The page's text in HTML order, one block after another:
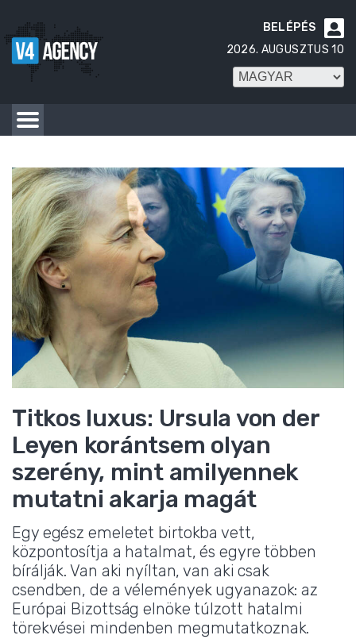

BELÉPÉS
2026. AUGUSZTUS 10
Titkos luxus: Ursula von der
Leyen korántsem olyan
szerény, mint amilyennek
mutatni akarja magát
Egy egész emeletet birtokba vett,
központosítja a hatalmat, és egyre többen
bírálják. Van aki nyíltan, van aki csak
csendben, de a vélemények ugyanazok: az
Európai Bizottság elnöke túlzott hatalmi
törekvései mindenben megmutatkoznak.